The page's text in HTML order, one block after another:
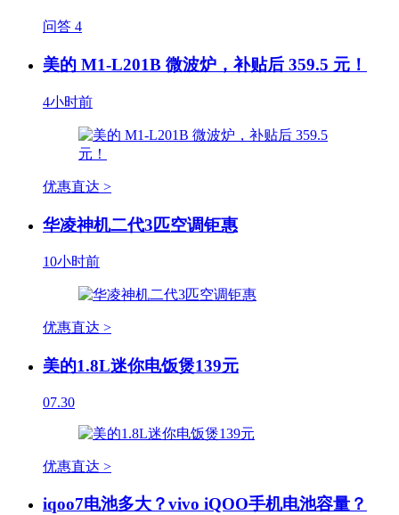
问答 4
美的 M1-L201B 微波炉，补贴后 359.5 元！
4小时前
优惠直达 >
华凌神机二代3匹空调钜惠
10小时前
优惠直达 >
美的1.8L迷你电饭煲139元
07.30
优惠直达 >
iqoo7电池多大？vivo iQOO手机电池容量？